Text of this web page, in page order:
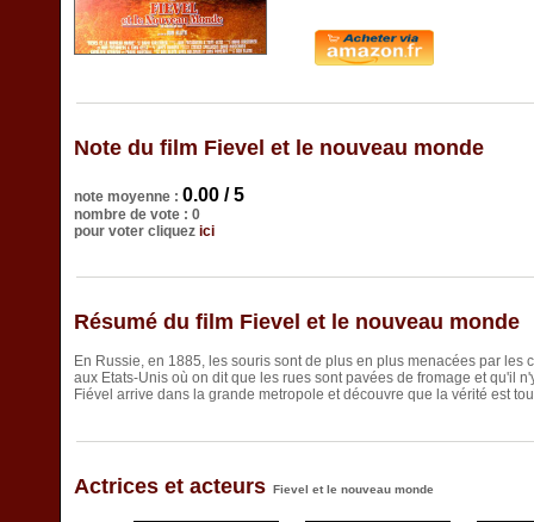
Note du film Fievel et le nouveau monde
note moyenne : 0.00 / 5
nombre de vote : 0
pour voter cliquez ici
Résumé du film Fievel et le nouveau monde
En Russie, en 1885, les souris sont de plus en plus menacées par les
aux Etats-Unis où on dit que les rues sont pavées de fromage et qu'il
Fiével arrive dans la grande metropole et découvre que la vérité est
Actrices et acteurs Fievel et le nouveau monde